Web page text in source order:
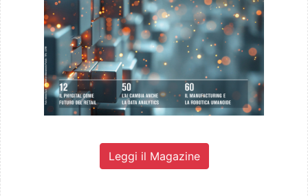
Leggi il Magazine